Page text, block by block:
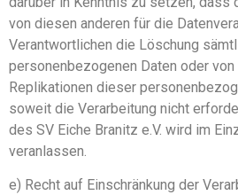
von diesen anderen für die
Verantwortlichen die Löschung
personenbezogenen Daten oder
Replikationen dieser
soweit die Verarbeitung nicht
des SV Eiche Branitz e.V. wird im
veranlassen.
e) Recht auf Einschränkung der